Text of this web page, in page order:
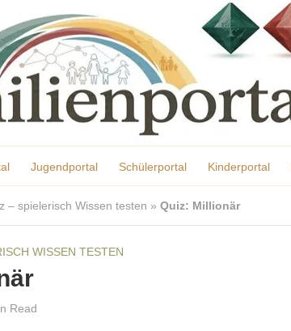
Jugendportal Schülerportal Kinderportal
– spielerisch Wissen testen » Quiz: Millionär
WISSEN TESTEN
Read